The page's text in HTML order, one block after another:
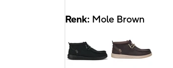
Renk: Mole Brown